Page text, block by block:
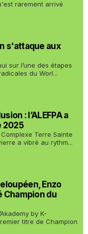
rarement arrivé
s'attaque aux
sur l’une des étapes
du Worl...
: l’ALEFPA a
2025
Terre Sainte
a vibré au rythm...
Enzo
Champion du
by K-
titre de Champion